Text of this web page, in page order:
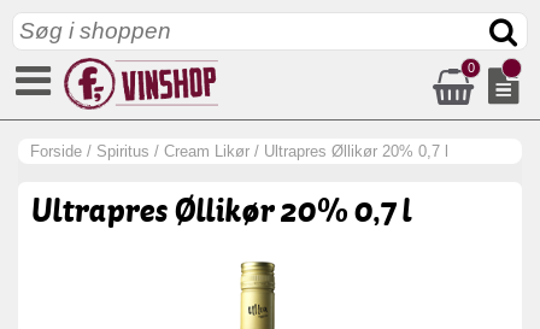
0
Forside / Spiritus / Cream Likør / Ultrapres Øllikør 20% 0,7 l
Ultrapres Øllikør 20% 0,7 l